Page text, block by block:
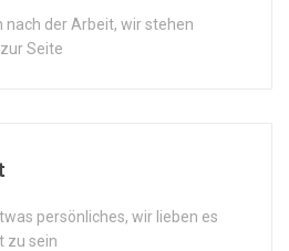
nach der Arbeit, wir stehen
Seite
persönliches, wir lieben es
zu sein